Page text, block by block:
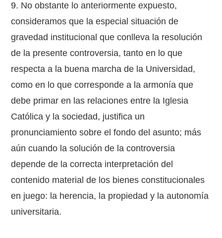
9. No obstante lo anteriormente expuesto,
consideramos que la especial situación de
gravedad institucional que conlleva la resolución
de la presente controversia, tanto en lo que
respecta a la buena marcha de la Universidad,
como en lo que corresponde a la armonía que
debe primar en las relaciones entre la Iglesia
Católica y la sociedad, justifica un
pronunciamiento sobre el fondo del asunto; más
aún cuando la solución de la controversia
depende de la correcta interpretación del
contenido material de los bienes constitucionales
en juego: la herencia, la propiedad y la autonomía
universitaria.